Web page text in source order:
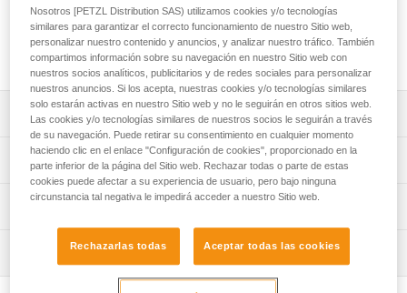
QUARK se adapta fácilmente a los itinerarios técnicos y
variados: corredores de nieve, goulottes, caras norte,
cascadas de hielo...
Descripción
Piolet polivalente:
- Mango curvado bajo la cabeza y pieza de apoyo
GRIPREST QUARK en la parte inferior del mango para
- Mango suficientemente recto con un regatón de acero
para una utilización como piolet-bastón.
- Mango hidroformado que ofrece una prensión óptima en
la mitad del mango para los corredores de nieve.
Características técnicas
Tipo de hoja: 2
Materiales: aluminio, acero y plástico reforzado con fibra
de vidrio
Información técnica
Inspección
Procedimiento de revisión del EPI
Nosotros [PETZL Distribution SAS) utilizamos cookies y/o tecnologías
similares para garantizar el correcto funcionamiento de nuestro Sitio web,
personalizar nuestro contenido y anuncios, y analizar nuestro tráfico. También
compartimos información sobre su navegación en nuestro Sitio web con
nuestros socios analíticos, publicitarios y de redes sociales para personalizar
nuestros anuncios. Si los acepta, nuestras cookies y/o tecnologías similares
solo estarán activas en nuestro Sitio web y no le seguirán en otros sitios web.
Las cookies y/o tecnologías similares de nuestros socios le seguirán a través
de su navegación. Puede retirar su consentimiento en cualquier momento
haciendo clic en el enlace "Configuración de cookies", proporcionado en la
parte inferior de la página del Sitio web. Rechazar todas o parte de estas
cookies puede afectar a su experiencia de usuario, pero bajo ninguna
circunstancia tal negativa le impedirá acceder a nuestro Sitio web.
Rechazarlas todas Aceptar todas las cookies